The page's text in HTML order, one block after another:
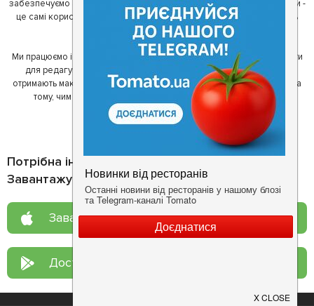
забезпечуємо актуальність інформації. Друга частина нашої команди -
це самі користувачі, які діляться своїми враженнями і допомагають
один одному у виборі кращих місць.
Ми працюємо і з ресторанами. Для них ми надаємо зручні інструменти
для редагування інформації про себе - в результаті відвідувачі
отримають максимум інформації, а ресторан зможе зосередитися на
тому, чим він любить займатися більше всього - смачній їжі.
Потрібна інформація про заклад?
Завантажуйте додаток!
Завантажте у App Store
Доступно у